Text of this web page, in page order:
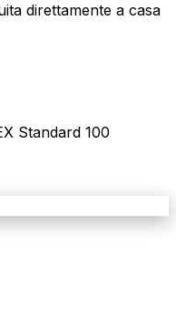
direttamente a casa
Standard 100